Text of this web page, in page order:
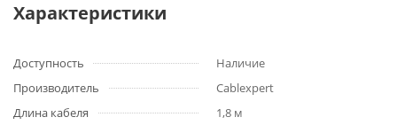
Характеристики
Доступность
Наличие
Производитель
Cablexpert
Длина кабеля
1,8 м